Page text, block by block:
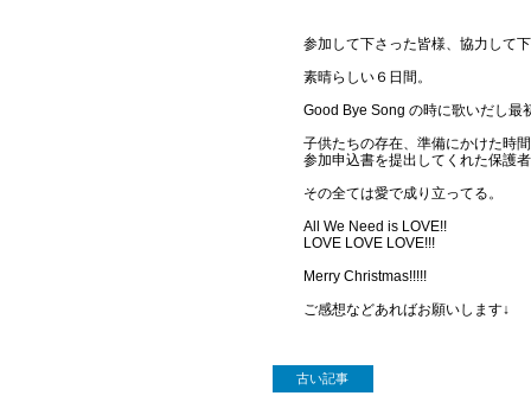
参加して下さった皆様、協力して
素晴らしい６日間。
Good Bye Song の時に歌いだし最
子供たちの存在、準備にかけた時
参加申込書を提出してくれた保護
その全ては愛で成り立ってる。
All We Need is LOVE!!
LOVE LOVE LOVE!!!
Merry Christmas!!!!!
ご感想などあればお願いします↓
古い記事